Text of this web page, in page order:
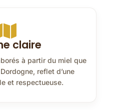
claire
à partir du miel que
reflet d’une
et respectueuse.